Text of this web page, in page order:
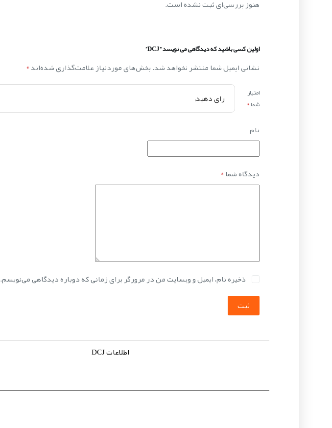
هنوز بررسی‌ای ثبت نشده است.
اولین کسی باشید که دیدگاهی می نویسد “DCJ”
نشانی ایمیل شما منتشر نخواهد شد.بخش‌های موردنیاز علامت‌گذاری شده‌اند*
امتیاز
شما*
نام
دیدگاه شما*
ذخیره نام، ایمیل و وبسایت من در مرورگر برای زمانی که دوباره دیدگاهی می‌نویسم.
ثبت
اطلاعات DCJ